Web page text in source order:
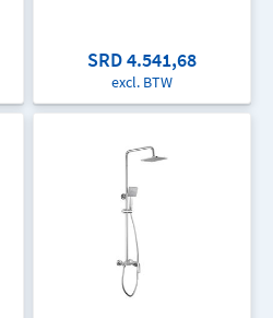
SRD 4.541,68
excl. BTW